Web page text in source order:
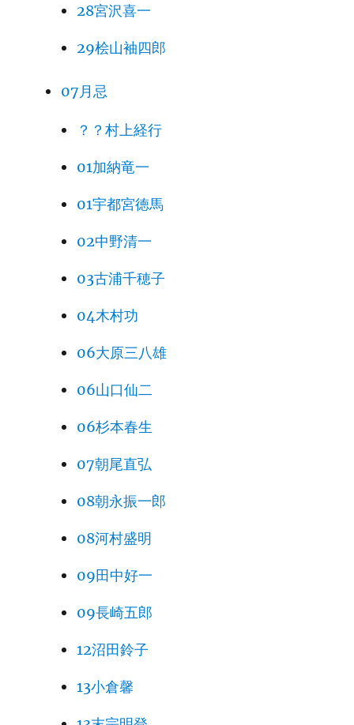
28宮沢喜一
29桧山袖四郎
07月忌
？？村上経行
01加納竜一
01宇都宮徳馬
02中野清一
03古浦千穂子
04木村功
06大原三八雄
06山口仙二
06杉本春生
07朝尾直弘
08朝永振一郎
08河村盛明
09田中好一
09長崎五郎
12沼田鈴子
13小倉馨